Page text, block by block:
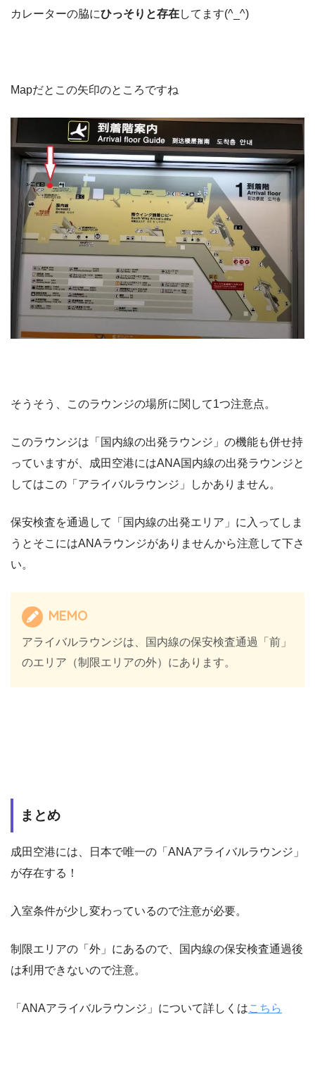
カレーターの脇にひっそりと存在してます(^_^)
Mapだとこの矢印のところですね
そうそう、このラウンジの場所に関して1つ注意点。
このラウンジは「国内線の出発ラウンジ」の機能も併せ持
っていますが、成田空港にはANA国内線の出発ラウンジと
してはこの「アライバルラウンジ」しかありません。
保安検査を通過して「国内線の出発エリア」に入ってしま
うとそこにはANAラウンジがありませんから注意して下さ
い。
MEMO
アライバルラウンジは、国内線の保安検査通過「前」
のエリア（制限エリアの外）にあります。
まとめ
成田空港には、日本で唯一の「ANAアライバルラウンジ」
が存在する！
入室条件が少し変わっているので注意が必要。
制限エリアの「外」にあるので、国内線の保安検査通過後
は利用できないので注意。
「ANAアライバルラウンジ」について詳しくはこちら